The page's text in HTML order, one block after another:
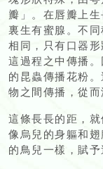
瓣」。在唇瓣上
裏生有蜜腺。不
相同，只有口器
這過程之中傳播
的昆蟲傳播花粉
物之間傳播，從而
這條長長的距，
像烏兒的身軀和
的鳥兒一樣，賦予